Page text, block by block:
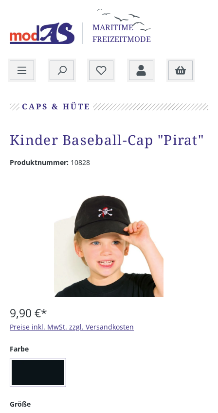
MARITIME
FREIZEITMODE
CAPS & HÜTE
Kinder Baseball-Cap "Pirat"
Produktnummer: 10828
9,90 €*
Preise inkl. MwSt. zzgl. Versandkosten
Farbeauswählen
Größeauswählen